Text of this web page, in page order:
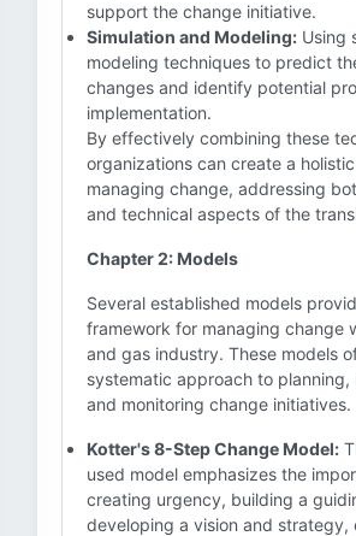
support the change initiative.
Simulation and Modeling: Using
modeling techniques to predict
changes and identify potential
implementation.
By effectively combining these
organizations can create a
managing change, addressing
and technical aspects of the
Chapter 2: Models
Several established models
framework for managing change
and gas industry. These models
systematic approach to planning,
and monitoring change initiatives.
Kotter's 8-Step Change Model:
used model emphasizes the
creating urgency, building a
developing a vision and strategy,